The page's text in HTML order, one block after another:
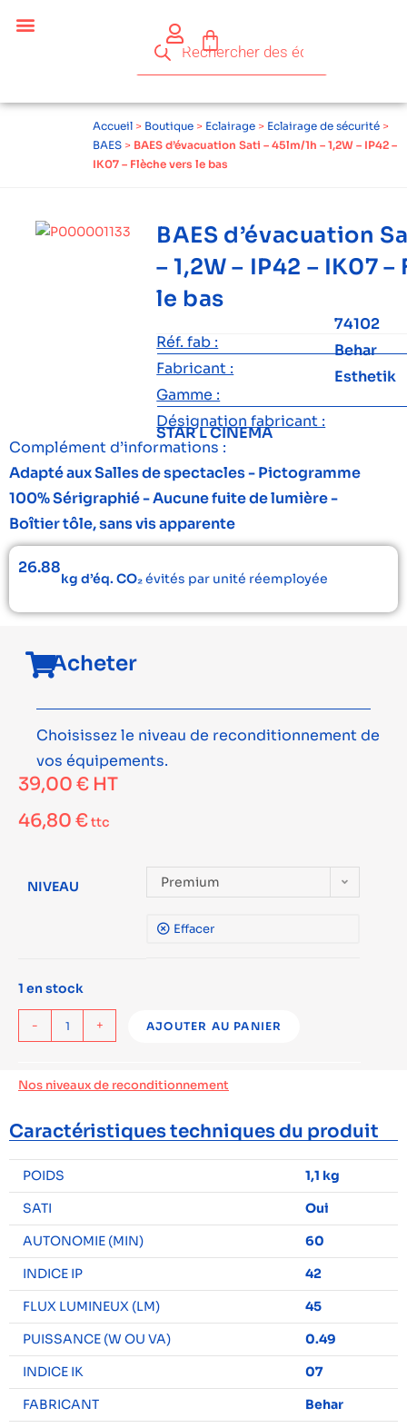
Accueil > Boutique > Eclairage > Eclairage de sécurité >
BAES > BAES d’évacuation Sati – 45lm/1h – 1,2W – IP42 –
IK07 – Flèche vers le bas
BAES d’évacuation
– 1,2W – IP42 – IK07
le bas
Réf. fab :
74102
Fabricant :
Behar
Gamme :
Esthetik
Désignation fabricant :
STAR L CINEMA
Complément d’informations :
Adapté aux Salles de spectacles - Pictogramme
100% Sérigraphié - Aucune fuite de lumière -
Boîtier tôle, sans vis apparente
26.88
kg d’éq. CO₂évités par unité réemployée
Acheter
Choisissez le niveau de reconditionnement de
vos équipements.
39,00 € HT
46,80 €ttc
NIVEAU Premium
Effacer
1 en stock
- + AJOUTER AU PANIER
Nos niveaux de reconditionnement
Caractéristiques techniques du produit
POIDS
1,1 kg
SATI
Oui
AUTONOMIE (MIN)
60
INDICE IP
42
FLUX LUMINEUX (LM)
45
PUISSANCE (W OU VA)
0.49
INDICE IK
07
FABRICANT
Behar